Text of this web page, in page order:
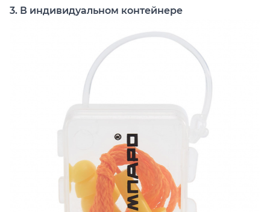
3. В индивидуальном контейнере